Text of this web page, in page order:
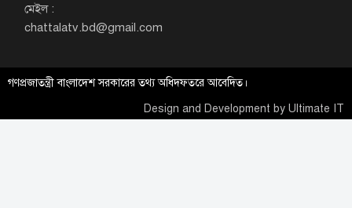
মেইল :
chattalatv.bd@gmail.com
গণপ্রজাতন্ত্রী বাংলাদেশ সরকারের তথ্য অধিদফতরে আবেদিত।
Design and Development by Ultimate IT